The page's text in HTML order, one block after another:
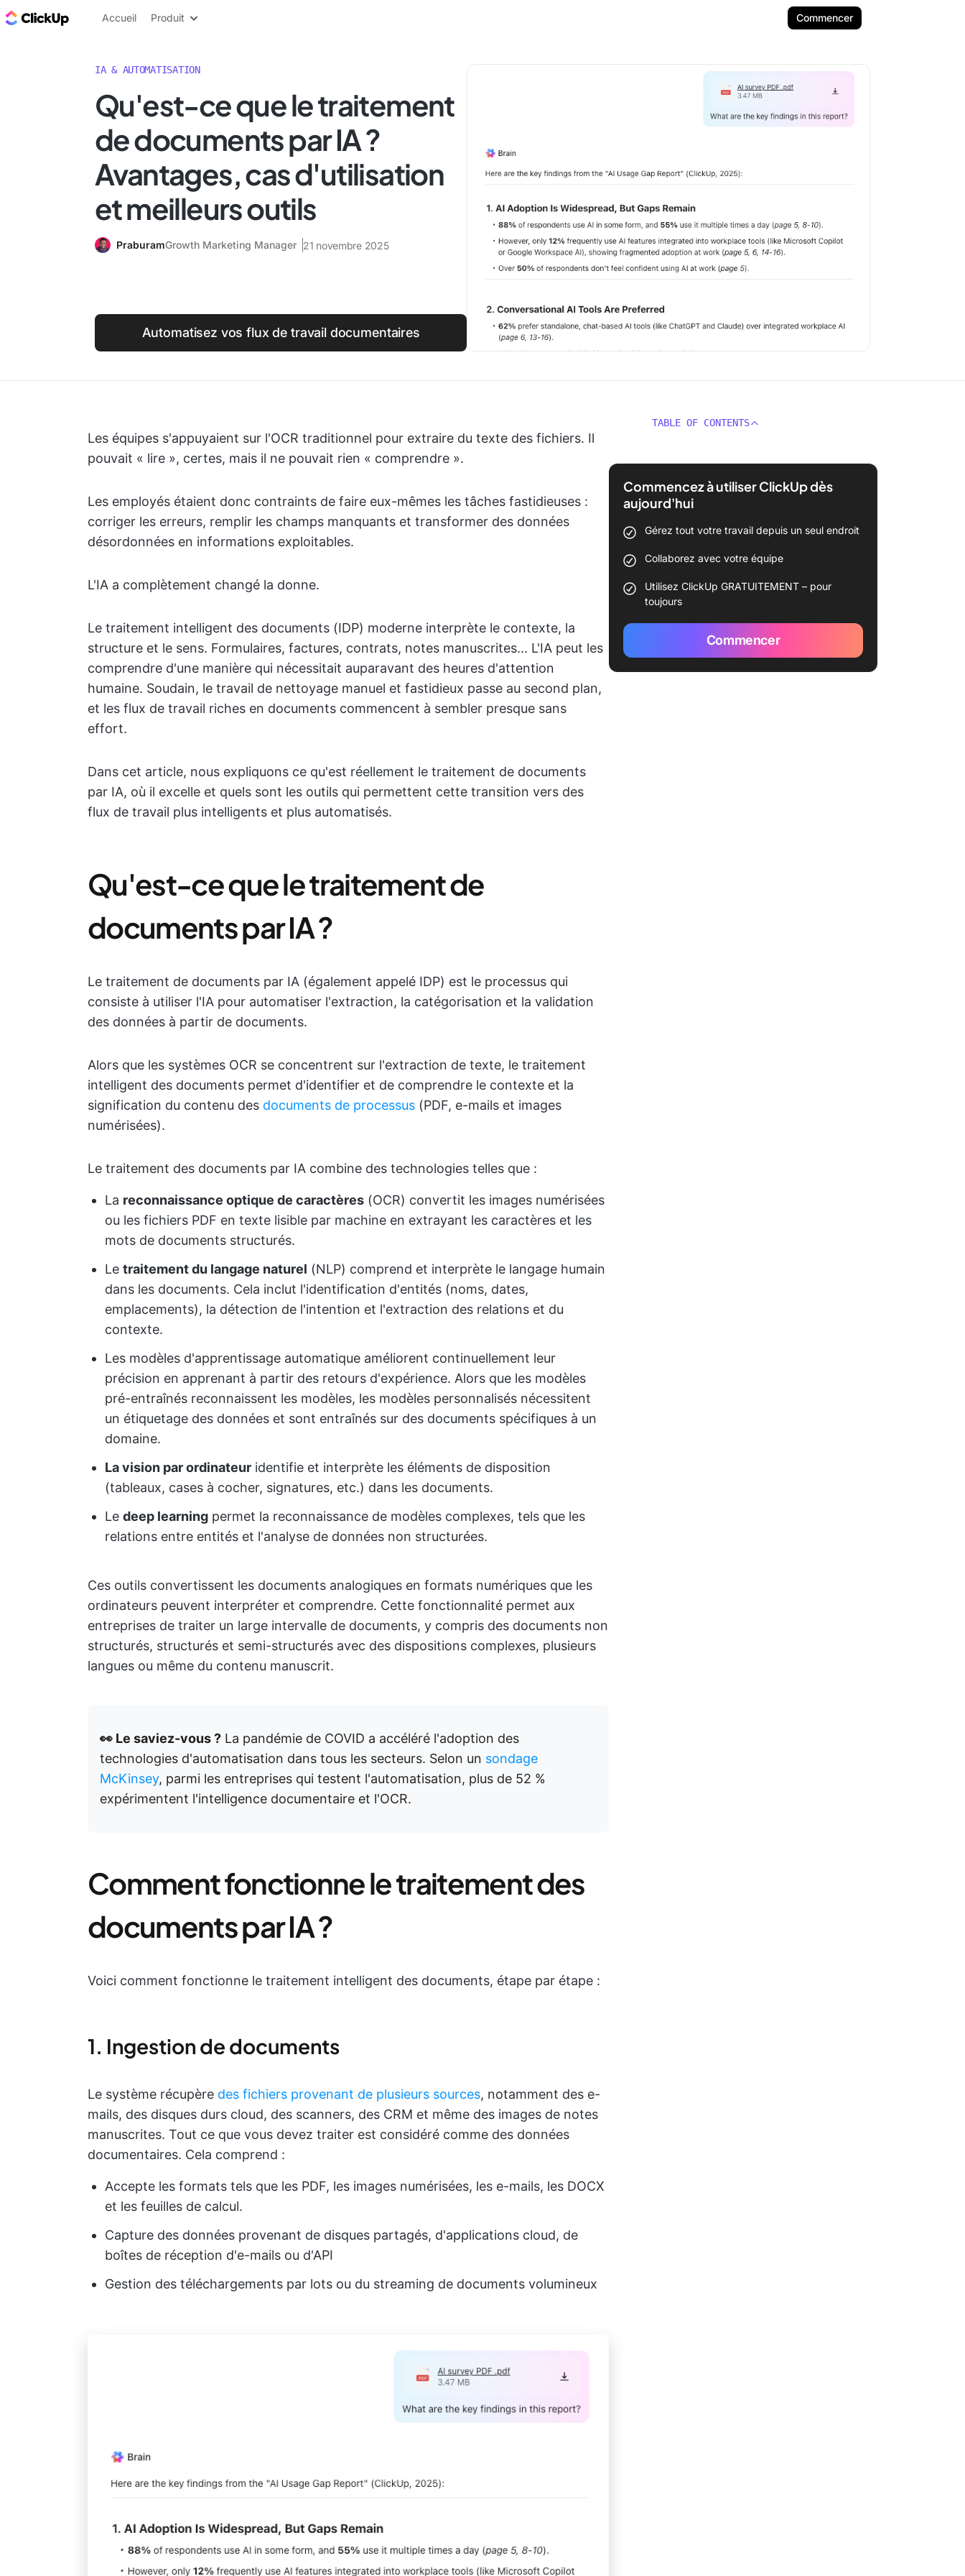
ClickUp Blog
Accueil Produit Commencer
IA & AUTOMATISATION
Qu'est-ce que le traitement
de documents par IA ?
Avantages, cas d'utilisation
et meilleurs outils
PraburamGrowth Marketing Manager 21 novembre 2025
Automatisez vos flux de travail documentaires
Les équipes s'appuyaient sur l'OCR traditionnel pour extraire du texte des fichiers. Il
pouvait « lire », certes, mais il ne pouvait rien « comprendre ».
Les employés étaient donc contraints de faire eux-mêmes les tâches fastidieuses :
corriger les erreurs, remplir les champs manquants et transformer des données
désordonnées en informations exploitables.
L'IA a complètement changé la donne.
Le traitement intelligent des documents (IDP) moderne interprète le contexte, la
structure et le sens. Formulaires, factures, contrats, notes manuscrites... L'IA peut les
comprendre d'une manière qui nécessitait auparavant des heures d'attention
humaine. Soudain, le travail de nettoyage manuel et fastidieux passe au second plan,
et les flux de travail riches en documents commencent à sembler presque sans
effort.
Dans cet article, nous expliquons ce qu'est réellement le traitement de documents
par IA, où il excelle et quels sont les outils qui permettent cette transition vers des
flux de travail plus intelligents et plus automatisés.
Qu'est-ce que le traitement de
documents par IA ?
Le traitement de documents par IA (également appelé IDP) est le processus qui
consiste à utiliser l'IA pour automatiser l'extraction, la catégorisation et la validation
des données à partir de documents.
Alors que les systèmes OCR se concentrent sur l'extraction de texte, le traitement
intelligent des documents permet d'identifier et de comprendre le contexte et la
signification du contenu des documents de processus (PDF, e-mails et images
numérisées).
Le traitement des documents par IA combine des technologies telles que :
La reconnaissance optique de caractères (OCR) convertit les images numérisées
ou les fichiers PDF en texte lisible par machine en extrayant les caractères et les
mots de documents structurés.
Le traitement du langage naturel (NLP) comprend et interprète le langage humain
dans les documents. Cela inclut l'identification d'entités (noms, dates,
emplacements), la détection de l'intention et l'extraction des relations et du
contexte.
Les modèles d'apprentissage automatique améliorent continuellement leur
précision en apprenant à partir des retours d'expérience. Alors que les modèles
pré-entraînés reconnaissent les modèles, les modèles personnalisés nécessitent
un étiquetage des données et sont entraînés sur des documents spécifiques à un
domaine.
La vision par ordinateur identifie et interprète les éléments de disposition
(tableaux, cases à cocher, signatures, etc.) dans les documents.
Le deep learning permet la reconnaissance de modèles complexes, tels que les
relations entre entités et l'analyse de données non structurées.
Ces outils convertissent les documents analogiques en formats numériques que les
ordinateurs peuvent interpréter et comprendre. Cette fonctionnalité permet aux
entreprises de traiter un large intervalle de documents, y compris des documents non
structurés, structurés et semi-structurés avec des dispositions complexes, plusieurs
langues ou même du contenu manuscrit.
👀 Le saviez-vous ? La pandémie de COVID a accéléré l'adoption des
technologies d'automatisation dans tous les secteurs. Selon un sondage
McKinsey, parmi les entreprises qui testent l'automatisation, plus de 52 %
expérimentent l'intelligence documentaire et l'OCR.
Comment fonctionne le traitement des
documents par IA ?
Voici comment fonctionne le traitement intelligent des documents, étape par étape :
1. Ingestion de documents
Le système récupère des fichiers provenant de plusieurs sources, notamment des e-
mails, des disques durs cloud, des scanners, des CRM et même des images de notes
manuscrites. Tout ce que vous devez traiter est considéré comme des données
documentaires. Cela comprend :
Accepte les formats tels que les PDF, les images numérisées, les e-mails, les DOCX
et les feuilles de calcul.
Capture des données provenant de disques partagés, d'applications cloud, de
boîtes de réception d'e-mails ou d'API
Gestion des téléchargements par lots ou du streaming de documents volumineux
TABLE OF CONTENTS
Commencez à utiliser ClickUp dès
aujourd'hui
Gérez tout votre travail depuis un seul endroit
Collaborez avec votre équipe
Utilisez ClickUp GRATUITEMENT – pour
toujours
Commencer